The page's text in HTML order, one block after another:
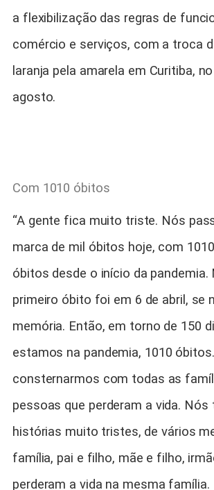
a flexibilização das regras de
comércio e serviços, com a troca
laranja pela amarela em Curitiba,
agosto.
Com 1010 óbitos
“A gente fica muito triste. Nós
marca de mil óbitos hoje, com
óbitos desde o início da pandemia.
primeiro óbito foi em 6 de abril, se
memória. Então, em torno de 150
estamos na pandemia, 1010
consternarmos com todas as
pessoas que perderam a vida. Nós
histórias muito tristes, de vários
família, pai e filho, mãe e filho,
perderam a vida na mesma família.